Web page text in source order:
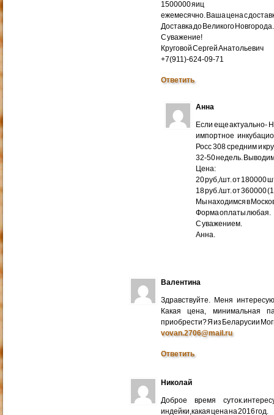
1500000 яиц
ежемесячно. Ваша цена с
Доставка до Великого Новгорода.
С уважение!
Круговой Сергей Анатольевич
+7(911)-624-09-71
Ответить
Анна
Если еще актуально-
импортное
Росс 308 средним и
32-50 недель.
Цена:
20 руб,/шт. от 180000
18 руб./шт. от 360000
Мы находимся в
Форма оплаты любая.
С уважением.
Анна.
Валентина
Здравствуйте. Меня
Какая цена, минимальная
приобрести? Я из Беларусии
vovan.2706@mail.ru
Ответить
Николай
Доброе время
индейки,какая цена на 2016 год.